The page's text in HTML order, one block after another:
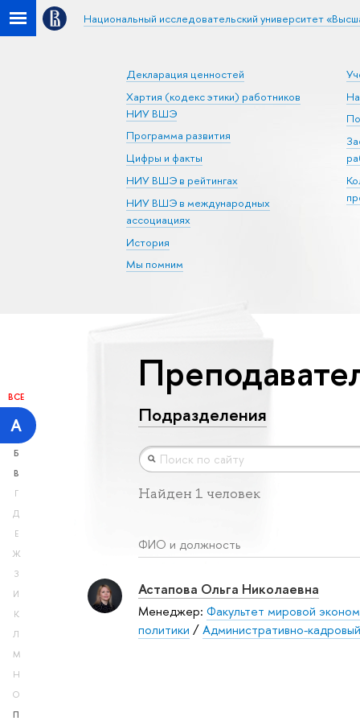
Национальный исследовательский университет
Декларация ценностей
Хартия (кодекс этики) работников
НИУ ВШЭ
Программа развития
Цифры и факты
НИУ ВШЭ в рейтингах
НИУ ВШЭ в международных
ассоциациях
История
Мы помним
ВСЕ
А
Б
В
Г
Д
Е
Ж
З
И
К
Л
М
Н
О
П
Подразделения
Найден 1 человек
ФИО и должность
Астапова Ольга Николаевна
Менеджер: Факультет мировой
политики /Административно-